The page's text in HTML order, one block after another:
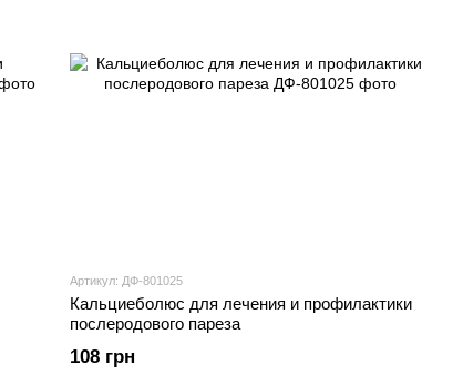
Артикул: ДФ-801025
Кальциеболюс для лечения и профилактики
послеродового пареза
108 грн